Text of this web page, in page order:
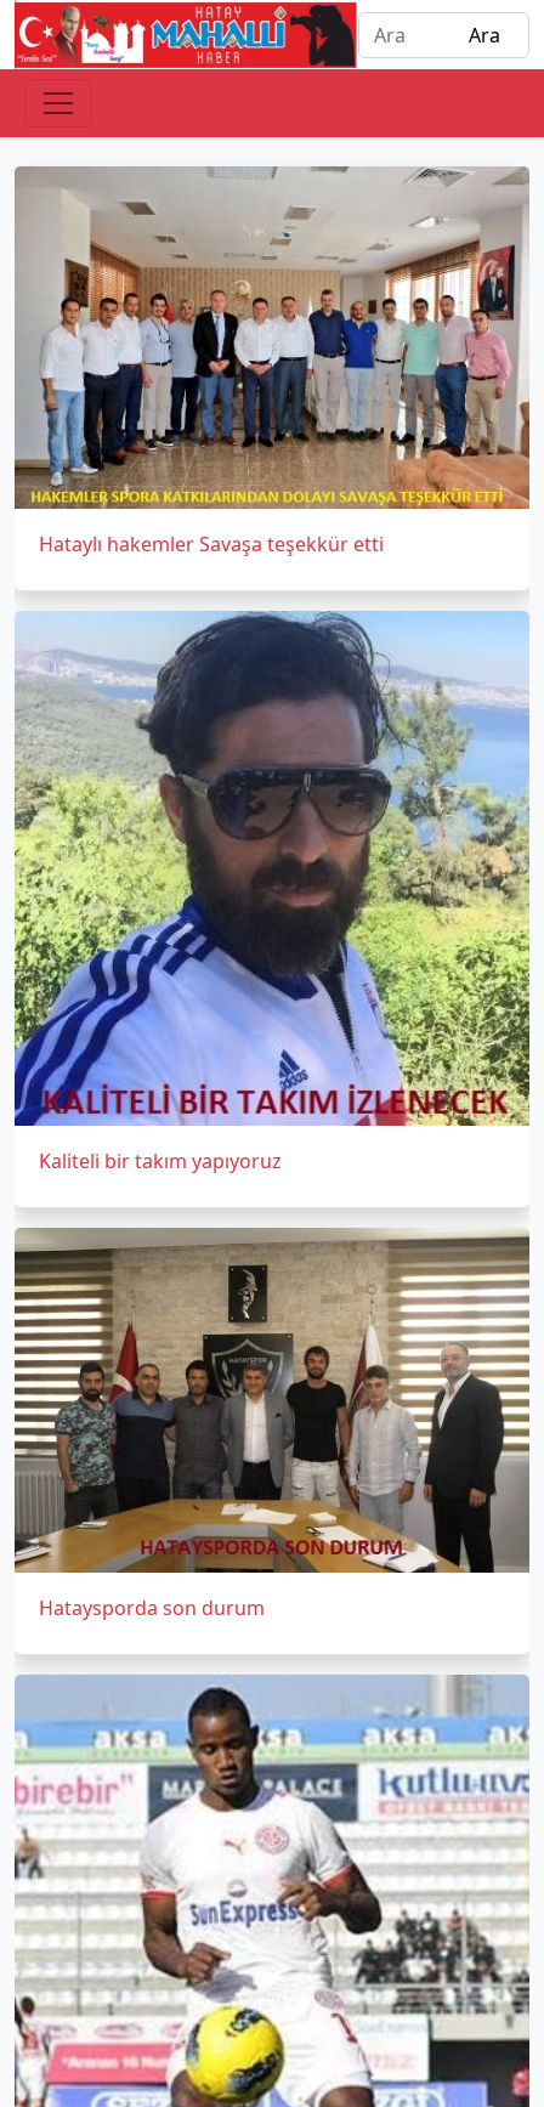
Hataylı hakemler Savaşa teşekkür etti
Kaliteli bir takım yapıyoruz
Hataysporda son durum